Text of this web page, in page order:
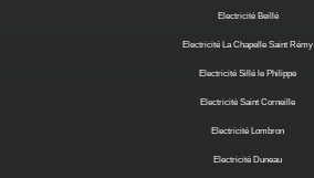
Electricité Beillé
Electricité La Chapelle Saint Rémy
Electricité Sillé le Philippe
Electricité Saint Corneille
Electricité Lombron
Electricité Duneau